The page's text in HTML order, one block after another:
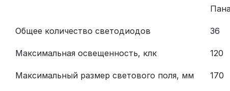
Общее количество светодиодов 36
Максимальная освещенность, клк 120
Максимальный размер светового поля, мм 170